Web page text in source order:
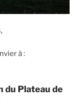
à :
du Plateau de